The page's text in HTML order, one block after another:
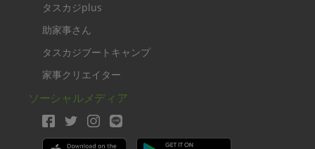
タスカジplus
助家事さん
タスカジブートキャンプ
家事クリエイター
ソーシャルメディア